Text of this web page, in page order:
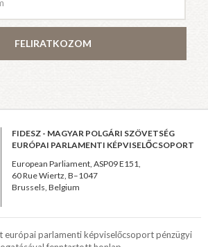
FELIRATKOZOM
FIDESZ - MAGYAR POLGÁRI SZÖVETSÉG
EURÓPAI PARLAMENTI KÉPVISELŐCSOPORT
European Parliament, ASP09 E151,
60 Rue Wiertz, B–1047
Brussels, Belgium
európai parlamenti képviselőcsoport pénzügyi